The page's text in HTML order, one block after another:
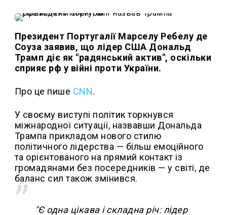
Президент Португалії Марселу Ребелу де
Соуза заявив, що лідер США Дональд
Трамп діє як "радянський актив", оскільки
сприяє рф у війні проти України.
Про це пише CNN.
У своєму виступі політик торкнувся
міжнародної ситуації, назвавши Дональда
Трампа прикладом нового стилю
політичного лідерства — більш емоційного
та орієнтованого на прямий контакт із
громадянами без посередників — у світі, де
баланс сил також змінився.
"Є одна цікава і складна річ: лідер